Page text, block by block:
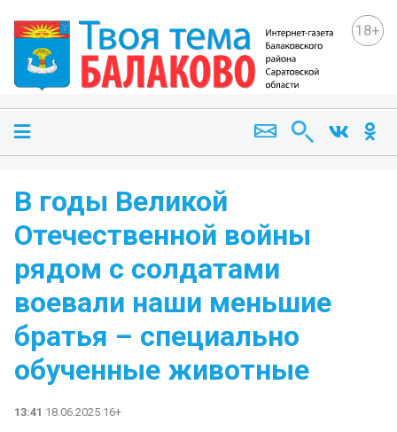
18+
В годы Великой
Отечественной войны
рядом с солдатами
воевали наши меньшие
братья – специально
обученные животные
13:41 18.06.2025 16+